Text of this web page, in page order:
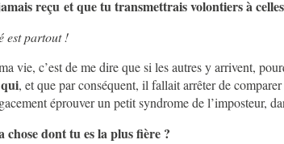
reçu et que tu transmettrais volontiers à
est partout !
vie, c’est de me dire que si les autres y arrivent,
, et que par conséquent, il fallait arrêter de
éprouver un petit syndrome de l’imposteur,
chose dont tu es la plus fière ?